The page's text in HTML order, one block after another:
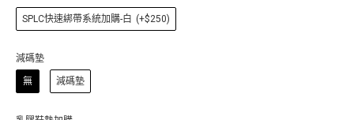
SPLC快速綁帶系統加購-白 (+$250)
減碼墊
無 減碼墊